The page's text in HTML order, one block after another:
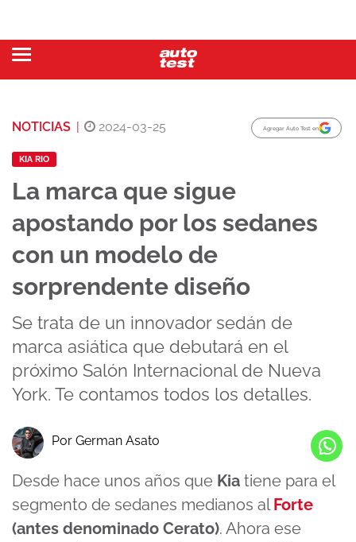
NOTICIAS | 2024-03-25 Agregar Auto Test en
KIA RIO
La marca que sigue
apostando por los sedanes
con un modelo de
sorprendente diseño
Se trata de un innovador sedán de
marca asiática que debutará en el
próximo Salón Internacional de Nueva
York. Te contamos todos los detalles.
Por German Asato
Desde hace unos años que Kia tiene para el
segmento de sedanes medianos alForte
(antes denominado Cerato). Ahora ese